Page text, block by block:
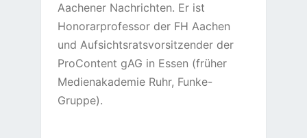
Aachener Nachrichten. Er ist
Honorarprofessor der FH Aachen
und Aufsichtsratsvorsitzender der
ProContent gAG in Essen (früher
Medienakademie Ruhr, Funke-
Gruppe).